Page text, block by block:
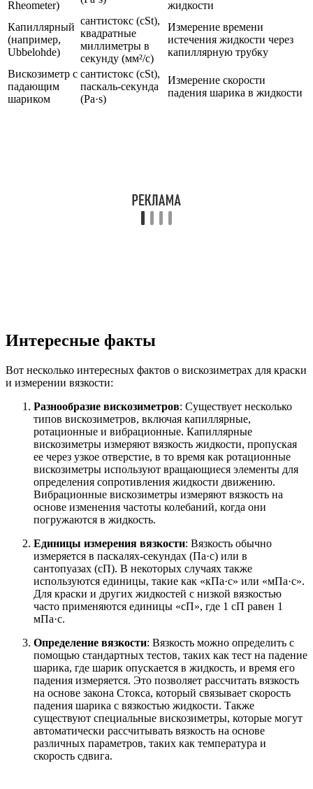
Rheometer)
жидкости
Капиллярный
(например,
Ubbelohde)
сантистокс (cSt),
квадратные
миллиметры в
секунду (мм²/с)
Измерение времени
истечения жидкости через
капиллярную трубку
Вискозиметр с
падающим
шариком
сантистокс (cSt),
паскаль-секунда
(Pa·s)
Измерение скорости
падения шарика в жидкости
Интересные факты
Вот несколько интересных фактов о вискозиметрах для краски
и измерении вязкости:
Разнообразие вискозиметров: Существует несколько
типов вискозиметров, включая капиллярные,
ротационные и вибрационные. Капиллярные
вискозиметры измеряют вязкость жидкости, пропуская
ее через узкое отверстие, в то время как ротационные
вискозиметры используют вращающиеся элементы для
определения сопротивления жидкости движению.
Вибрационные вискозиметры измеряют вязкость на
основе изменения частоты колебаний, когда они
погружаются в жидкость.
Единицы измерения вязкости: Вязкость обычно
измеряется в паскалях-секундах (Па·с) или в
сантопуазах (сП). В некоторых случаях также
используются единицы, такие как «кПa·с» или «мПа·с».
Для краски и других жидкостей с низкой вязкостью
часто применяются единицы «сП», где 1 сП равен 1
мПа·с.
Определение вязкости: Вязкость можно определить с
помощью стандартных тестов, таких как тест на падение
шарика, где шарик опускается в жидкость, и время его
падения измеряется. Это позволяет рассчитать вязкость
на основе закона Стокса, который связывает скорость
падения шарика с вязкостью жидкости. Также
существуют специальные вискозиметры, которые могут
автоматически рассчитывать вязкость на основе
различных параметров, таких как температура и
скорость сдвига.